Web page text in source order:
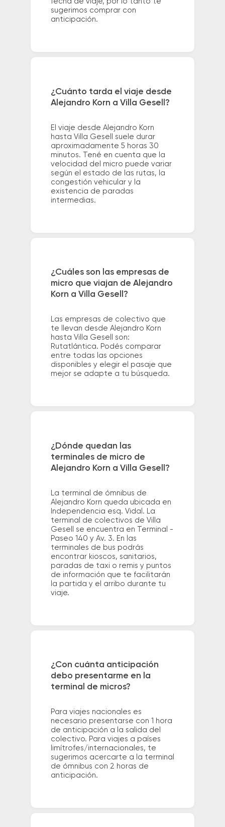
sugerimos comprar con
anticipación.
¿Cuánto tarda el viaje desde
Alejandro Korn a Villa Gesell?
El viaje desde Alejandro Korn
hasta Villa Gesell suele durar
aproximadamente 5 horas 30
minutos. Tené en cuenta que la
velocidad del micro puede variar
según el estado de las rutas, la
congestión vehicular y la
existencia de paradas
intermedias.
¿Cuáles son las empresas de
micro que viajan de Alejandro
Korn a Villa Gesell?
Las empresas de colectivo que
te llevan desde Alejandro Korn
hasta Villa Gesell son:
Rutatlántica. Podés comparar
entre todas las opciones
disponibles y elegir el pasaje que
mejor se adapte a tu búsqueda.
¿Dónde quedan las
terminales de micro de
Alejandro Korn a Villa Gesell?
La terminal de ómnibus de
Alejandro Korn queda ubicada en
Independencia esq. Vidal. La
terminal de colectivos de Villa
Gesell se encuentra en Terminal -
Paseo 140 y Av. 3. En las
terminales de bus podrás
encontrar kioscos, sanitarios,
paradas de taxi o remis y puntos
de información que te facilitarán
la partida y el arribo durante tu
viaje.
¿Con cuánta anticipación
debo presentarme en la
terminal de micros?
Para viajes nacionales es
necesario presentarse con 1 hora
de anticipación a la salida del
colectivo. Para viajes a países
limítrofes/internacionales, te
sugerimos acercarte a la terminal
de ómnibus con 2 horas de
anticipación.